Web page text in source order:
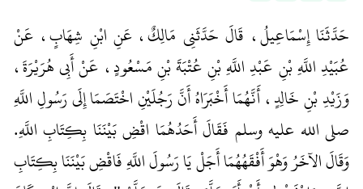
حَدَّثَنَا إِسْمَاعِيلُ، قَالَ حَدَّثَنِي مَالِكٌ، عَنِ ابْنِ شِهَابٍ، عَنْ
عُبَيْدِ اللَّهِ بْنِ عَبْدِ اللَّهِ بْنِ عُتْبَةَ بْنِ مَسْعُودٍ، عَنْ أَبِي هُرَيْرَةَ،
وَزَيْدِ بْنِ خَالِدٍ، أَنَّهُمَا أَخْبَرَاهُ أَنَّ رَجُلَيْنِ اخْتَصَمَا إِلَى رَسُولِ اللَّهِ
صلى الله عليه وسلم فَقَالَ أَحَدُهُمَا اقْضِ بَيْنَنَا بِكِتَابِ اللَّهِ‏.‏
وَقَالَ الآخَرُ وَهْوَ أَفْقَهُهُمَا أَجَلْ يَا رَسُولَ اللَّهِ فَاقْضِ بَيْنَنَا بِكِتَابِ